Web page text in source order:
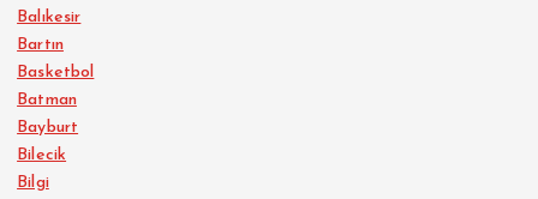
Balıkesir
Bartın
Basketbol
Batman
Bayburt
Bilecik
Bilgi